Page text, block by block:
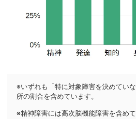
※いずれも「特に対象障害を決めてい
所の割合を含めています。
※精神障害には高次脳機能障害を含めて